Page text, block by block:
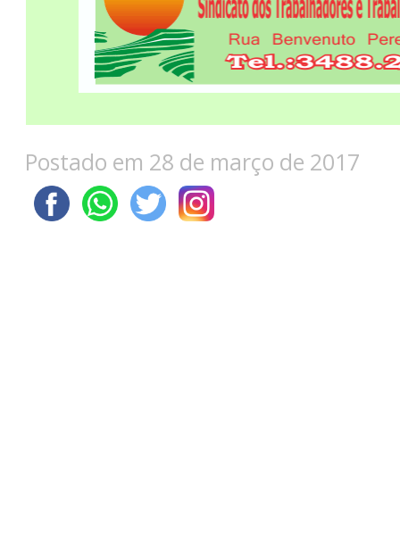
Postado em 28 de março de 2017